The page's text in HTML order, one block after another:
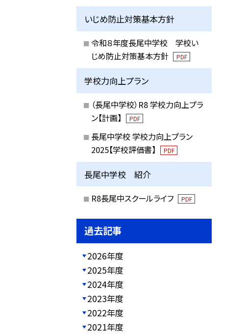
いじめ防止対策基本方針
令和８年度長尾中学校 学校い
じめ防止対策基本方針
PDF
学校力向上プラン
（長尾中学校）R8 学校力向上プラ
ン【計画】
PDF
長尾中学校 学校力向上プラン
2025【学校評価書】
PDF
長尾中学校 紹介
R8長尾中スクールライフ PDF
過去記事
2026年度
2025年度
2024年度
2023年度
2022年度
2021年度